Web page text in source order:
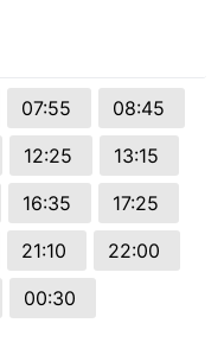
07:55
08:45
12:25
13:15
16:35
17:25
21:10
22:00
00:30